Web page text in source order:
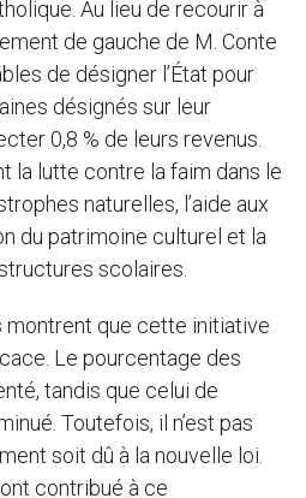
Au lieu de recourir à
de gauche de M. Conte
de désigner l’État pour
désignés sur leur
0,8 % de leurs revenus.
la lutte contre la faim dans le
naturelles, l’aide aux
du patrimoine culturel et la
scolaires.
que cette initiative
Le pourcentage des
tandis que celui de
Toutefois, il n’est pas
soit dû à la nouvelle loi.
contribué à ce